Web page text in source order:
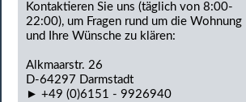
Kontaktieren Sie uns (täglich von 8:00-
22:00), um Fragen rund um die Wohnung
und Ihre Wünsche zu klären:
Alkmaarstr. 26
D-64297 Darmstadt
► +49 (0)6151 - 9926940